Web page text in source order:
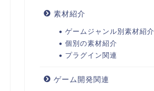
素材紹介
ゲームジャンル別素材紹介
個別の素材紹介
プラグイン関連
ゲーム開発関連